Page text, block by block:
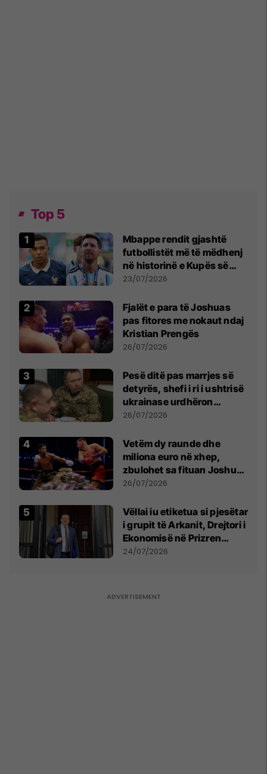
Top 5
Mbappe rendit gjashtë
futbollistët më të mëdhenj
në historinë e Kupës së
Botës, Messi mbetet i dyti
23/07/2026
Fjalët e para të Joshuas
pas fitores me nokaut ndaj
Kristian Prengës
26/07/2026
Pesë ditë pas marrjes së
detyrës, shefi i ri i ushtrisë
ukrainase urdhëron
kontroll të madh
26/07/2026
Vetëm dy raunde dhe
miliona euro në xhep,
zbulohet sa fituan Joshua
e Prenga
26/07/2026
Vëllai iu etiketua si pjesëtar
i grupit të Arkanit, Drejtori i
Ekonomisë në Prizren
mohon pretendimet
24/07/2026